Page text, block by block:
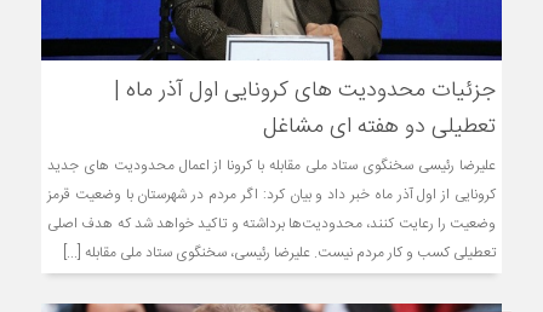
جزئیات محدودیت های کرونایی اول آذر ماه |
تعطیلی دو هفته ای مشاغل
علیرضا رئیسی سخنگوی ستاد ملی مقابله با کرونا از اعمال محدودیت های جدید
کرونایی از اول آذر ماه خبر داد و بیان کرد: اگر مردم در شهرستان با وضعیت قرمز
وضعیت را رعایت کنند، محدودیت‌ها برداشته و تاکید خواهد شد که هدف اصلی
تعطیلی کسب و کار مردم نیست. علیرضا رئیسی، سخنگوی ستاد ملی مقابله [...]